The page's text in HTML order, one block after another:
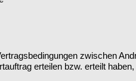
zwischen
erteilen bzw. erteilt haben,